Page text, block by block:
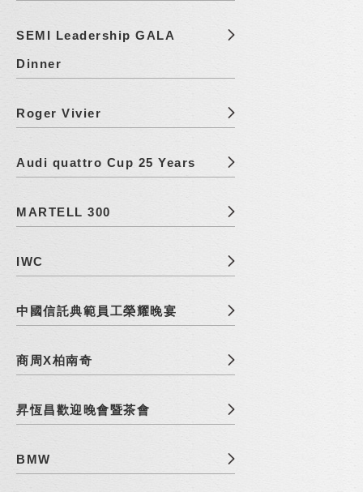
SEMI Leadership GALA
Dinner
Roger Vivier
Audi quattro Cup 25 Years
MARTELL 300
IWC
中國信託典範員工榮耀晚宴
商周X柏南奇
昇恆昌歡迎晚會暨茶會
BMW